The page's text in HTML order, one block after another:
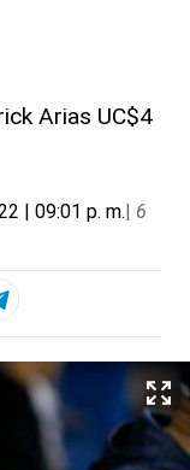
Arias UC$4
| 09:01 p. m.| 6